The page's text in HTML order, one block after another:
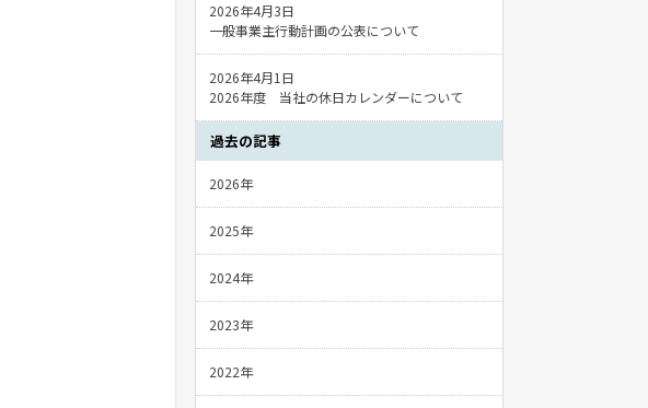
2026年4月3日
一般事業主行動計画の公表について
2026年4月1日
2026年度 当社の休日カレンダーについて
過去の記事
2026年
2025年
2024年
2023年
2022年